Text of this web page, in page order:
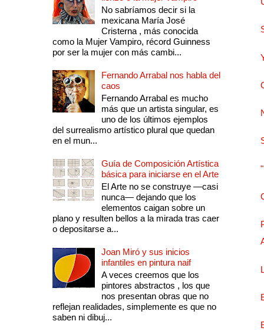
No sabríamos decir si la
mexicana María José
Cristerna , más conocida
como la Mujer Vampiro, récord Guinness
por ser la mujer con más cambi...
Fernando Arrabal nos habla del
caos
Fernando Arrabal es mucho
más que un artista singular, es
uno de los últimos ejemplos
del surrealismo artístico plural que quedan
en el mun...
Guía de Composición Artística
básica para iniciarse en el Arte
El Arte no se construye —casi
nunca— dejando que los
elementos caigan sobre un
plano y resulten bellos a la mirada tras caer
o depositarse a...
Joan Miró y sus inicios
infantiles en pintura naif
A veces creemos que los
pintores abstractos , los que
nos presentan obras que no
reflejan realidades, simplemente es que no
saben ni dibuj...